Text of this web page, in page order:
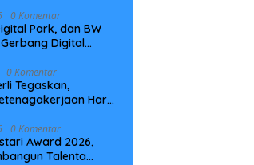
0 Komentar
Park, dan BW
Digital
0 Komentar
Tegaskan,
Harus
0 Komentar
Award 2026,
Talenta